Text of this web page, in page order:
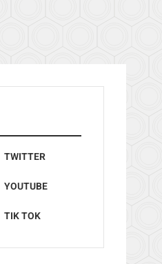
TWITTER
YOUTUBE
TIK TOK